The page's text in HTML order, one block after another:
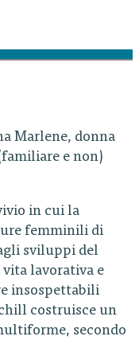
Marlene, donna
e non)
in cui la
femminili di
sviluppi del
lavorativa e
insospettabili
costruisce un
secondo